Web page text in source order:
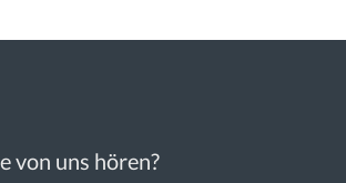
von uns hören?